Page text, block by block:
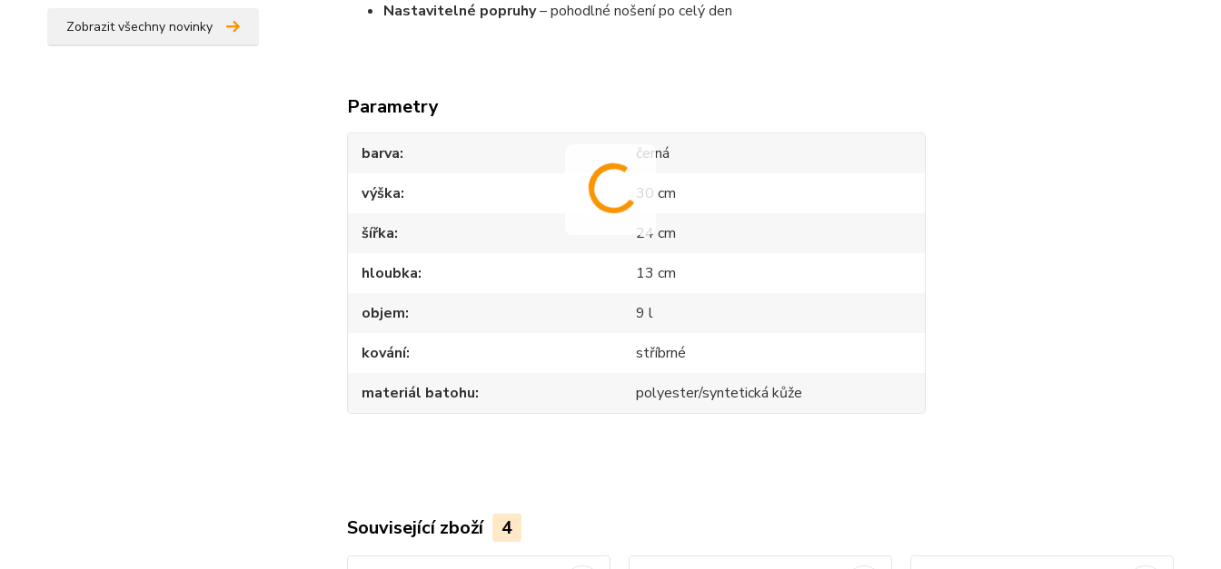
Zobrazit všechny novinky
Nastavitelné popruhy– pohodlné nošení po celý den
Parametry
barva
černá
výška
30 cm
šířka
24 cm
hloubka
13 cm
objem
9 l
kování
stříbrné
materiál batohu
polyester/syntetická kůže
Související zboží 4